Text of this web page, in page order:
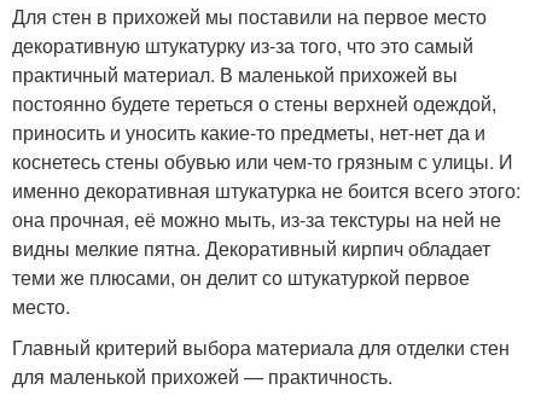
Для стен в прихожей мы поставили на первое место
декоративную штукатурку из-за того, что это самый
практичный материал. В маленькой прихожей вы
постоянно будете тереться о стены верхней одеждой,
приносить и уносить какие-то предметы, нет-нет да и
коснетесь стены обувью или чем-то грязным с улицы. И
именно декоративная штукатурка не боится всего этого:
она прочная, её можно мыть, из-за текстуры на ней не
видны мелкие пятна. Декоративный кирпич обладает
теми же плюсами, он делит со штукатуркой первое
место.
Главный критерий выбора материала для отделки стен
для маленькой прихожей — практичность.